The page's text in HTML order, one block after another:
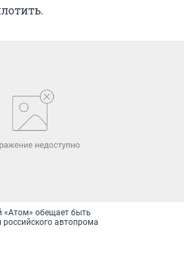
«Атом» обещает быть
автопрома